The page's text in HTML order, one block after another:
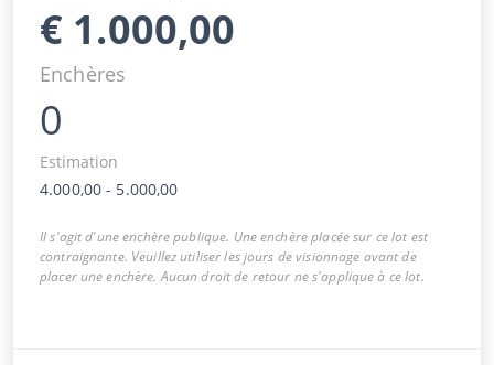
€ 1.000,00
Enchères
0
Estimation
4.000,00 - 5.000,00
Il s'agit d'une enchère publique. Une enchère placée sur ce lot est
contraignante. Veuillez utiliser les jours de visionnage avant de
placer une enchère. Aucun droit de retour ne s'applique à ce lot.